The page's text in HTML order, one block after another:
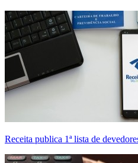
Receita publica 1ª lista de